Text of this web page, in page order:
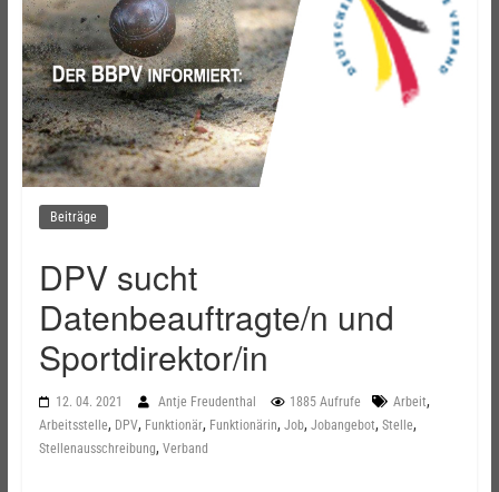
Beiträge
DPV sucht
Datenbeauftragte/n und
Sportdirektor/in
12. 04. 2021 Antje Freudenthal 1885 Aufrufe Arbeit,
Arbeitsstelle, DPV, Funktionär, Funktionärin, Job, Jobangebot, Stelle,
Stellenausschreibung, Verband